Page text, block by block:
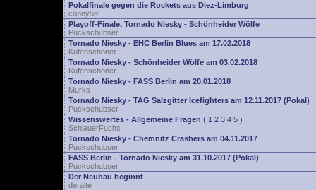
Pokalfinale gegen die Rockets aus Diez-Limburg
conny59
Playoff-Finale, Tornado Niesky - Schönheider Wölfe
Puckschubser
Tornado Niesky - EHC Berlin Blues am 17.02.2018
Kufenschoner
Tornado Niesky - Schönheider Wölfe am 03.02.2018
Kufenschoner
Tornado Niesky - FASS Berlin am 20.01.2018
Murks
Tornado Niesky - TAG Salzgitter Icefighters am 12.11.2017 (Pokal)
Puckschubser
Wissenswertes - Allgemeine Fragen ( 1 2 3 4 5 )
SchlauerFuchs
Tornado Niesky - Chemnitz Crashers am 04.11.2017
Puckschubser
FASS Berlin - Tornado Niesky am 31.10.2017 (Pokal)
Puckschubser
Der Neubau beginnt
deralte